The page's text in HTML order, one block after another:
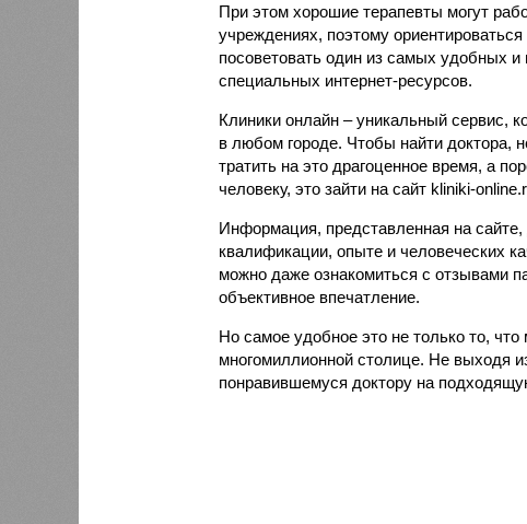
При этом хорошие терапевты могут
учреждениях, поэтому
посоветовать один из самых удобных
специальных интернет-ресурсов.
Клиники онлайн – уникальный сервис,
в любом городе. Чтобы найти доктора,
тратить на это драгоценное время, а
человеку, это зайти на сайт kliniki-
Информация, представленная на
квалификации, опыте и человеческих
можно даже ознакомиться с отзывами
объективное впечатление.
Но самое удобное это не только то,
многомиллионной столице. Не выходя
понравившемуся доктору на